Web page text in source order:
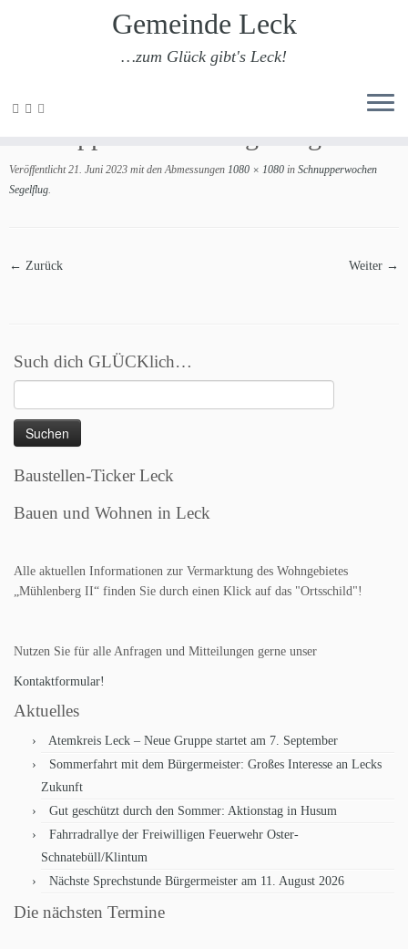
Zum
Gemeinde Leck
…zum Glück gibt's Leck!
Veröffentlicht 21. Juni 2023 mit den Abmessungen 1080 × 1080 in Schnupperwochen
Segelflug.
← Zurück Weiter →
Such dich GLÜCKlich…
nach:
Baustellen-Ticker Leck
Bauen und Wohnen in Leck
Alle aktuellen Informationen zur Vermarktung des Wohngebietes
„Mühlenberg II“ finden Sie durch einen Klick auf das "Ortsschild"!
Nutzen Sie für alle Anfragen und Mitteilungen gerne unser
Kontaktformular!
Aktuelles
Atemkreis Leck – Neue Gruppe startet am 7. September
Sommerfahrt mit dem Bürgermeister: Großes Interesse an Lecks
Zukunft
Gut geschützt durch den Sommer: Aktionstag in Husum
Fahrradrallye der Freiwilligen Feuerwehr Oster-
Schnatebüll/Klintum
Nächste Sprechstunde Bürgermeister am 11. August 2026
Die nächsten Termine